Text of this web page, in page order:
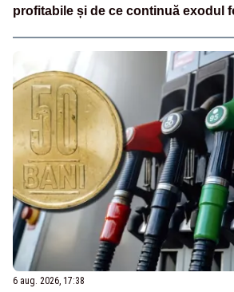
profitabile și de ce continuă exodul
6 aug. 2026, 17:38